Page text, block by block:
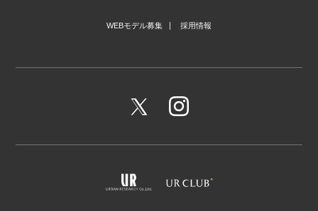
WEBモデル募集 採用情報